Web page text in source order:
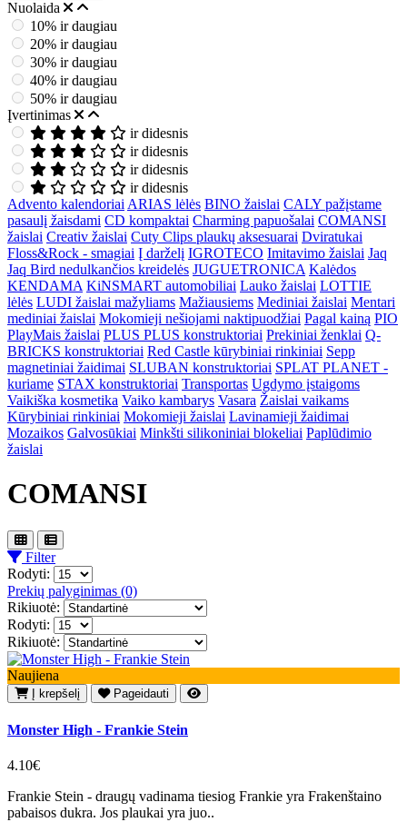
Nuolaida
10% ir daugiau
20% ir daugiau
30% ir daugiau
40% ir daugiau
50% ir daugiau
Įvertinimas
ir didesnis
ir didesnis
ir didesnis
ir didesnis
Advento kalendoriai ARIAS lėlės BINO žaislai CALY pažįstame
pasaulį žaisdami CD kompaktai Charming papuošalai COMANSI
žaislai Creativ žaislai Cuty Clips plaukų aksesuarai Dviratukai
Floss&Rock - smagiai Į darželį IGROTECO Imitavimo žaislai Jaq
Jaq Bird nedulkančios kreidelės JUGUETRONICA Kalėdos
KENDAMA KiNSMART automobiliai Lauko žaislai LOTTIE
lėlės LUDI žaislai mažyliams Mažiausiems Mediniai žaislai Mentari
mediniai žaislai Mokomieji nešiojami naktipuodžiai Pagal kainą PIO
PlayMais žaislai PLUS PLUS konstruktoriai Prekiniai ženklai Q-
BRICKS konstruktoriai Red Castle kūrybiniai rinkiniai Sepp
magnetiniai žaidimai SLUBAN konstruktoriai SPLAT PLANET -
kuriame STAX konstruktoriai Transportas Ugdymo įstaigoms
Vaikiška kosmetika Vaiko kambarys Vasara Žaislai vaikams
Kūrybiniai rinkiniai Mokomieji žaislai Lavinamieji žaidimai
Mozaikos Galvosūkiai Minkšti silikoniniai blokeliai Paplūdimio
žaislai
COMANSI
Filter
Rodyti:
Prekių palyginimas (0)
Rikiuotė:
Rodyti:
Rikiuotė:
Naujiena
Į krepšelį Pageidauti
Monster High - Frankie Stein
4.10€
Frankie Stein - draugų vadinama tiesiog Frankie yra Frakenštaino
pabaisos dukra. Jos plaukai yra juo..